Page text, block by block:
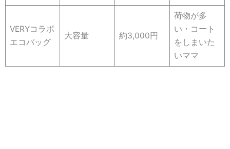
VERYコラボ
エコバッグ
大容量 約3,000円
荷物が多
い・コート
をしまいた
いママ